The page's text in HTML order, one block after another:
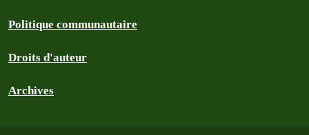
Politique communautaire
Droits d'auteur
Archives